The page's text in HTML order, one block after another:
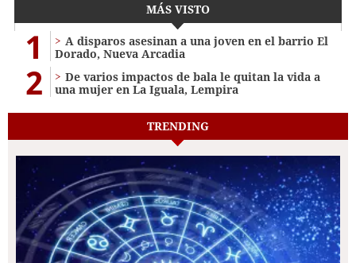
MÁS VISTO
1
A disparos asesinan a una joven en el barrio El
Dorado, Nueva Arcadia
2
De varios impactos de bala le quitan la vida a
una mujer en La Iguala, Lempira
TRENDING